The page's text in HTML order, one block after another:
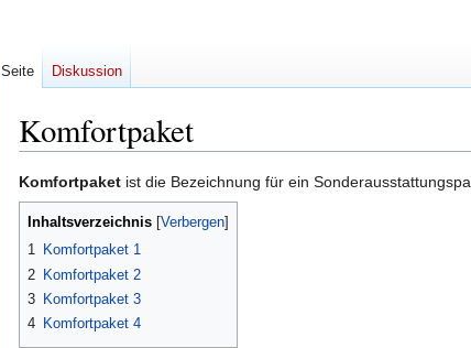
Komfortpaket
Zur
Navigation
springen
Zur
Suche
springen
Komfortpaket ist die Bezeichnung für ein
Inhaltsverzeichnis
1 Komfortpaket 1
2 Komfortpaket 2
3 Komfortpaket 3
4 Komfortpaket 4
Seite Diskussion